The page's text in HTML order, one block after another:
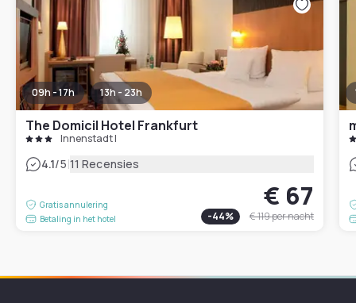
09h - 17h 13h - 23h
The Domicil Hotel Frankfurt
Innenstadt I
4.1/5|11 Recensies
Gratis annulering
Betaling in het hotel
€ 67
-44% € 119per nacht